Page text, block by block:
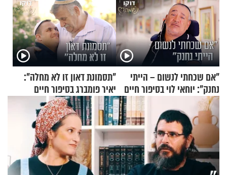
"אם שכחתי לנשום – הייתי
נחנק": יוחאי לוי בסיפור חיים
מעורר השראה
"תסמונת דאון זו לא מחלה":
יאיר פומברג בסיפור חיים
מעורר השראה